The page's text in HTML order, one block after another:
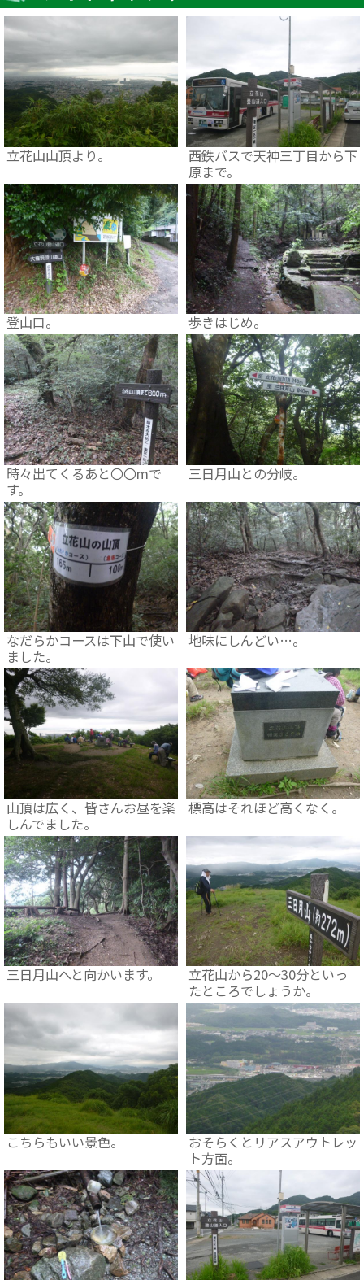
立花山山頂より。
西鉄バスで天神三丁目から下
原まで。
登山口。 歩きはじめ。
時々出てくるあと〇〇mで
す。
三日月山との分岐。
なだらかコースは下山で使い
ました。
地味にしんどい…。
山頂は広く、皆さんお昼を楽
しんでました。
標高はそれほど高くなく。
三日月山へと向かいます。
立花山から20～30分といっ
たところでしょうか。
こちらもいい景色。
おそらくとリアスアウトレッ
ト方面。